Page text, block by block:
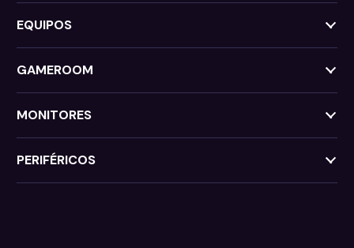
EQUIPOS
GAMEROOM
MONITORES
PERIFÉRICOS